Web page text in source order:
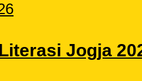
Jogja